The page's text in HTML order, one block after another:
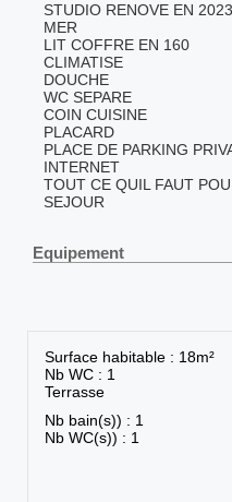
STUDIO RENOVE EN
MER
LIT COFFRE EN 160
CLIMATISE
DOUCHE
WC SEPARE
COIN CUISINE
PLACARD
PLACE DE PARKING
INTERNET
TOUT CE QUIL FAUT
SEJOUR
Equipement
Surface habitable : 18m²
Nb WC : 1
Terrasse
Nb bain(s)) : 1
Nb WC(s)) : 1